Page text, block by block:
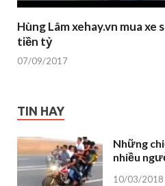
Hùng Lâm xehay.vn mua xe
tiền tỷ
07/09/2017
TIN HAY
Những
nhiều
10/03/2018